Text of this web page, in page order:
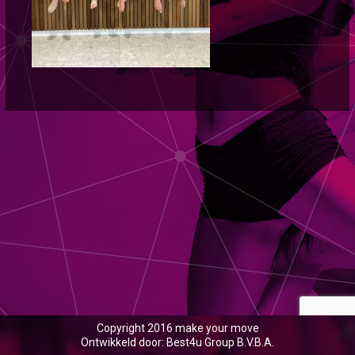
Copyright 2016 make your move
Ontwikkeld door: Best4u Group B.V.B.A.